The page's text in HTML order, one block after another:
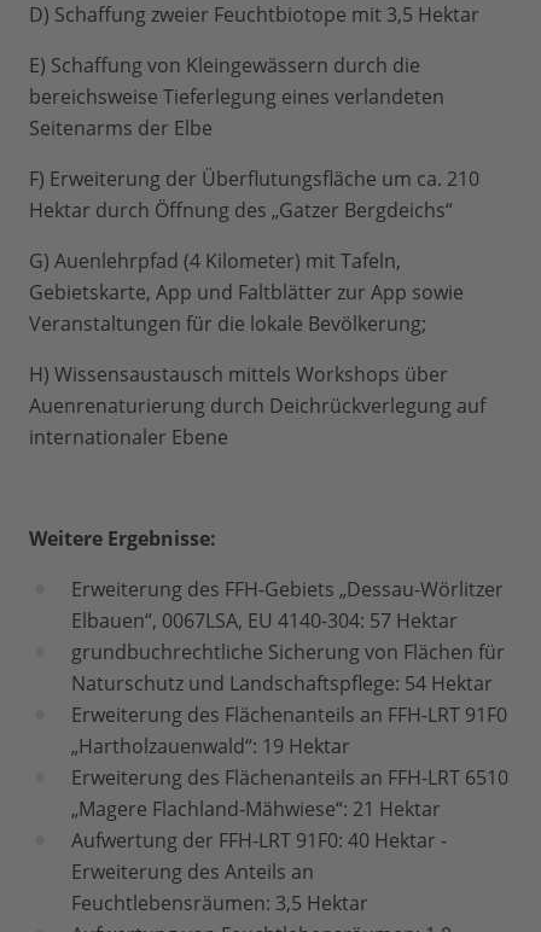
D) Schaffung zweier Feuchtbiotope mit 3,5 Hektar
E) Schaffung von Kleingewässern durch die
bereichsweise Tieferlegung eines verlandeten
Seitenarms der Elbe
F) Erweiterung der Überflutungsfläche um ca. 210
Hektar durch Öffnung des „Gatzer Bergdeichs“
G) Auenlehrpfad (4 Kilometer) mit Tafeln,
Gebietskarte, App und Faltblätter zur App sowie
Veranstaltungen für die lokale Bevölkerung;
H) Wissensaustausch mittels Workshops über
Auenrenaturierung durch Deichrückverlegung auf
internationaler Ebene
Weitere Ergebnisse:
Erweiterung des FFH-Gebiets „Dessau-Wörlitzer
Elbauen“, 0067LSA, EU 4140-304: 57 Hektar
grundbuchrechtliche Sicherung von Flächen für
Naturschutz und Landschaftspflege: 54 Hektar
Erweiterung des Flächenanteils an FFH-LRT 91F0
„Hartholzauenwald“: 19 Hektar
Erweiterung des Flächenanteils an FFH-LRT 6510
„Magere Flachland-Mähwiese“: 21 Hektar
Aufwertung der FFH-LRT 91F0: 40 Hektar -
Erweiterung des Anteils an
Feuchtlebensräumen: 3,5 Hektar